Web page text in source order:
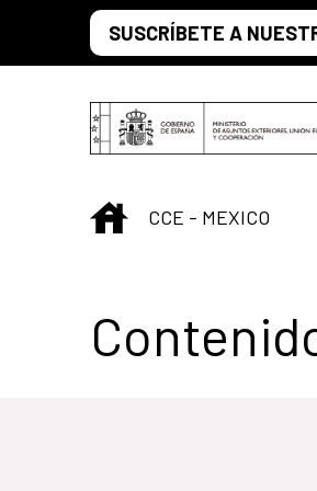
Saltar al contenido principal
SUSCRÍBETE A
INICIO
CCE - MEXICO
Centro